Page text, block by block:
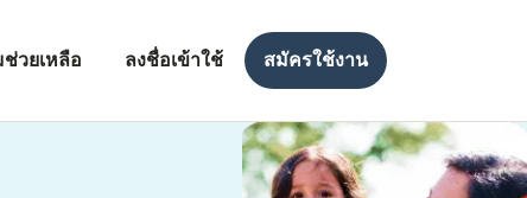
วยเหลือ ลงชื่อเข้าใช้ สมัครใช้งาน
หม่)